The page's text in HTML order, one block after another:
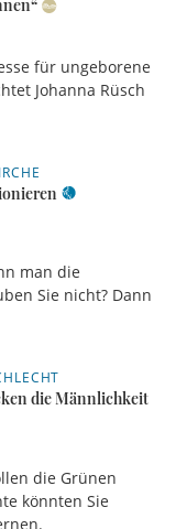
für ungeborene
Johanna Rüsch
man die
Sie nicht? Dann
die Männlichkeit
die Grünen
könnten Sie